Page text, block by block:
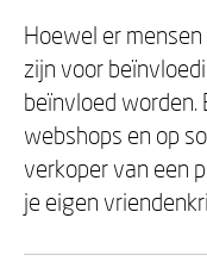
Hoewel er
zijn voor
beïnvloed worden.
webshops en op
verkoper van een
je eigen